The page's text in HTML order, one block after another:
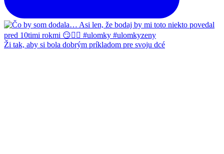
Ži tak, aby si bola dobrým príkladom pre svoju dcé